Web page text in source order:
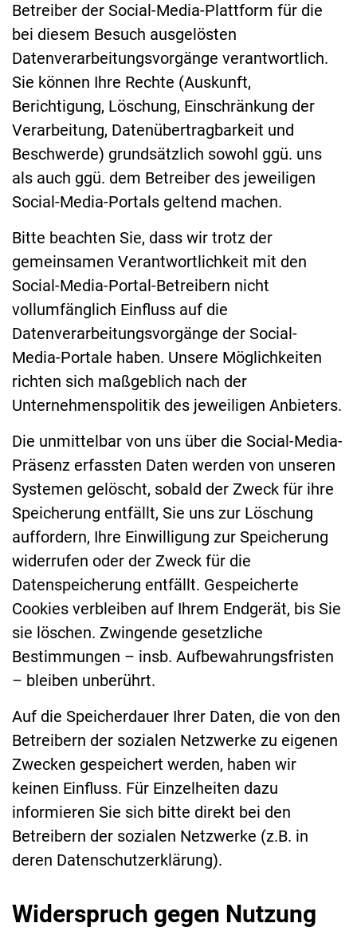
Betreiber der Social-Media-Plattform für die
bei diesem Besuch ausgelösten
Datenverarbeitungsvorgänge verantwortlich.
Sie können Ihre Rechte (Auskunft,
Berichtigung, Löschung, Einschränkung der
Verarbeitung, Datenübertragbarkeit und
Beschwerde) grundsätzlich sowohl ggü. uns
als auch ggü. dem Betreiber des jeweiligen
Social-Media-Portals geltend machen.
Bitte beachten Sie, dass wir trotz der
gemeinsamen Verantwortlichkeit mit den
Social-Media-Portal-Betreibern nicht
vollumfänglich Einfluss auf die
Datenverarbeitungsvorgänge der Social-
Media-Portale haben. Unsere Möglichkeiten
richten sich maßgeblich nach der
Unternehmenspolitik des jeweiligen Anbieters.
Die unmittelbar von uns über die Social-Media-
Präsenz erfassten Daten werden von unseren
Systemen gelöscht, sobald der Zweck für ihre
Speicherung entfällt, Sie uns zur Löschung
auffordern, Ihre Einwilligung zur Speicherung
widerrufen oder der Zweck für die
Datenspeicherung entfällt. Gespeicherte
Cookies verbleiben auf Ihrem Endgerät, bis Sie
sie löschen. Zwingende gesetzliche
Bestimmungen – insb. Aufbewahrungsfristen
– bleiben unberührt.
Auf die Speicherdauer Ihrer Daten, die von den
Betreibern der sozialen Netzwerke zu eigenen
Zwecken gespeichert werden, haben wir
keinen Einfluss. Für Einzelheiten dazu
informieren Sie sich bitte direkt bei den
Betreibern der sozialen Netzwerke (z.B. in
deren Datenschutzerklärung).
Widerspruch gegen Nutzung